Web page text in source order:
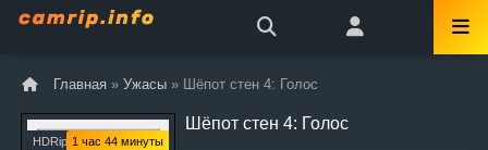
Главная » Ужасы » Шёпот стен 4: Голос
HDRip 1 час 44 минуты
Шёпот стен 4: Голос